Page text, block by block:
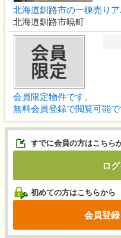
北海道釧路市の一棟売りア
北海道釧路市暁町
会員限定物件です。
無料会員登録で閲覧可能で
すでに会員の方はこちら
ロ
初めての方はこちらから
会員登録